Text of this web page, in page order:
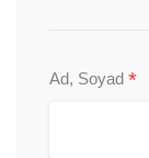
Ad, Soyad *